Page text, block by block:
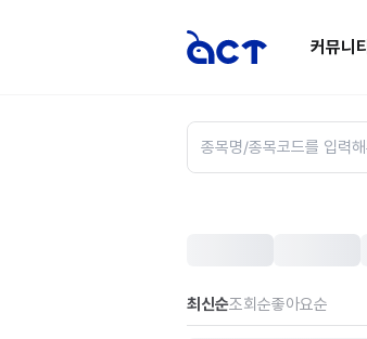
커뮤니티
최신순조회순좋아요순